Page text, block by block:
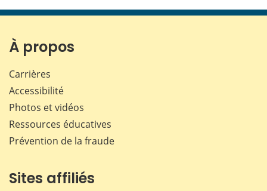
À propos
Carrières
Accessibilité
Photos et vidéos
Ressources éducatives
Prévention de la fraude
Sites affiliés